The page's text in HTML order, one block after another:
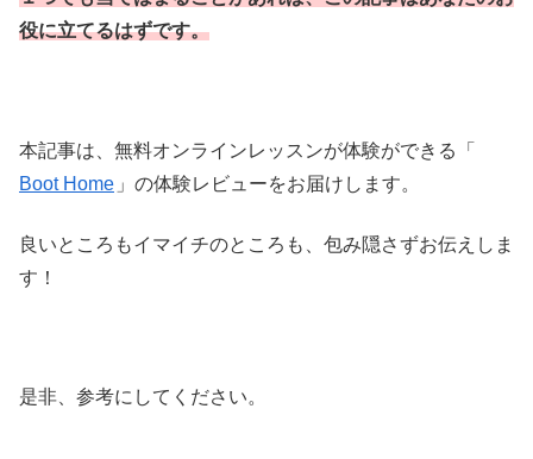
役に立てるはずです。
本記事は、無料オンラインレッスンが体験ができる「
Boot Home 」の体験レビューをお届けします。
良いところもイマイチのところも、包み隠さずお伝えしま
す！
是非、参考にしてください。